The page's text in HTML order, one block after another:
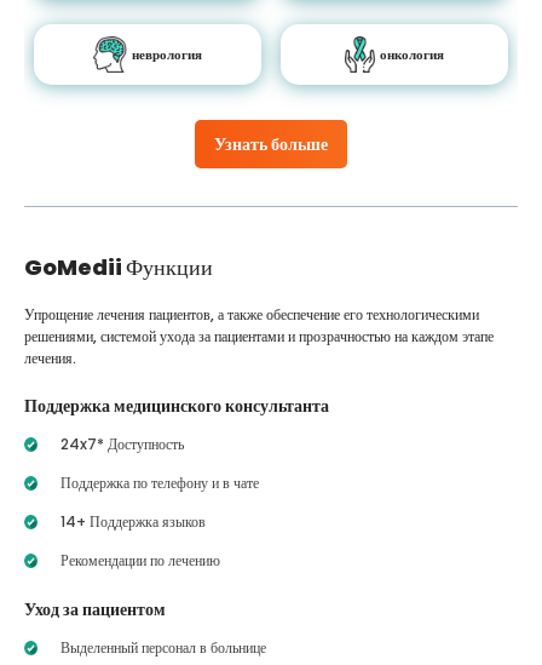
Узнать больше
неврология онкология
GoMediiФункции
Упрощение лечения пациентов, а также обеспечение его технологическими
решениями, системой ухода за пациентами и прозрачностью на каждом этапе
лечения.
Поддержка медицинского консультанта
24x7* Доступность
Поддержка по телефону и в чате
14+ Поддержка языков
Рекомендации по лечению
Уход за пациентом
Выделенный персонал в больнице